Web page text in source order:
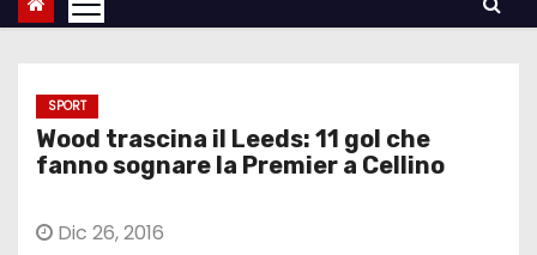
n
SPORT
Wood trascina il Leeds: 11 gol che
fanno sognare la Premier a Cellino
Dic 26, 2016